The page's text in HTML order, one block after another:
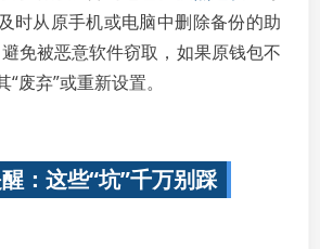
时从原手机或电脑中删除备份的助
免被恶意软件窃取，如果原钱包不
废弃”或重新设置。
：这些“坑”千万别踩